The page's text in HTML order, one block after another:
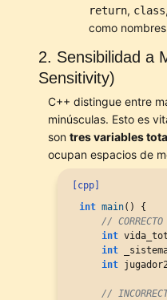
return, class,
como
2. Sensibilidad a
Sensitivity)
C++ distingue entre
minúsculas. Esto es
son tres variables
ocupan espacios de
[cpp]
int main() {
// CORRECTO
int
int
int
//